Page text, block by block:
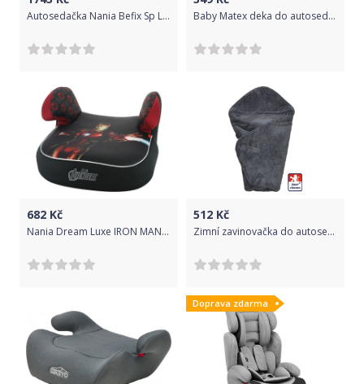
Autosedačka Nania Befix Sp Luxe COMICS, Multicolor Baby Matex deka do autosedačky KOALA ŠEDÁ
682 Kč
Nania Dream Luxe IRON MAN 2020
512 Kč
Zimní zavinovačka do autosedačky Dětský svět Lama/bavlna šedá
Doprava zdarma